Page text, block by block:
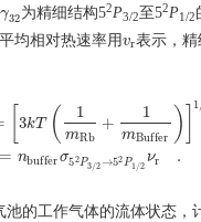
γ32
γ32为精细结构52P3/2至52P1/2
平均相对热速率用vr
vr表示，
3kT ( 1
mRb
+
1
mBuffer ) 1
= nbufferσ52P3/2→52P1/2
νr .
Rb+1mB fer)]1/2γ 32
的工作气体的流体状态，